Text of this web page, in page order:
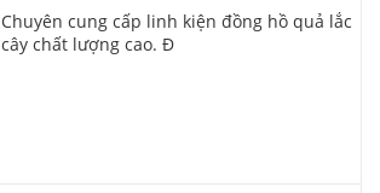
Chuyên cung cấp linh kiện đồng hồ quả lắc
cây chất lượng cao. Đ